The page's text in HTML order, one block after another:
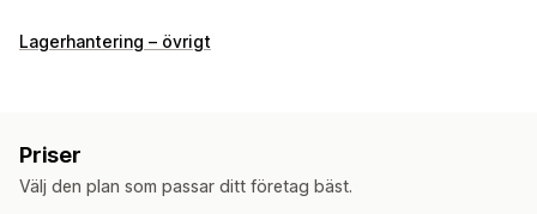
Lagerhantering
Orderhantering
Lagerhantering – övrigt
Priser
Välj den plan som passar ditt företag bäst.